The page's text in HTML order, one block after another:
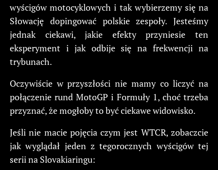
wyścigów motocyklowych i tak wybierzemy się na
Słowację dopingować polskie zespoły. Jesteśmy
jednak ciekawi, jakie efekty przyniesie ten
eksperyment i jak odbije się na frekwencji na
trybunach.
Oczywiście w przyszłości nie mamy co liczyć na
połączenie rund MotoGP i Formuły 1, choć trzeba
przyznać, że mogłoby to być ciekawe widowisko.
Jeśli nie macie pojęcia czym jest WTCR, zobaczcie
jak wyglądał jeden z tegorocznych wyścigów tej
serii na Slovakiaringu: